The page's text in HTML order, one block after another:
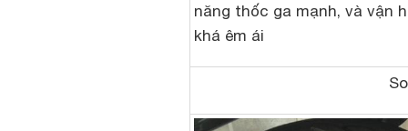
năng thốc ga mạnh, và vận
khá êm ái